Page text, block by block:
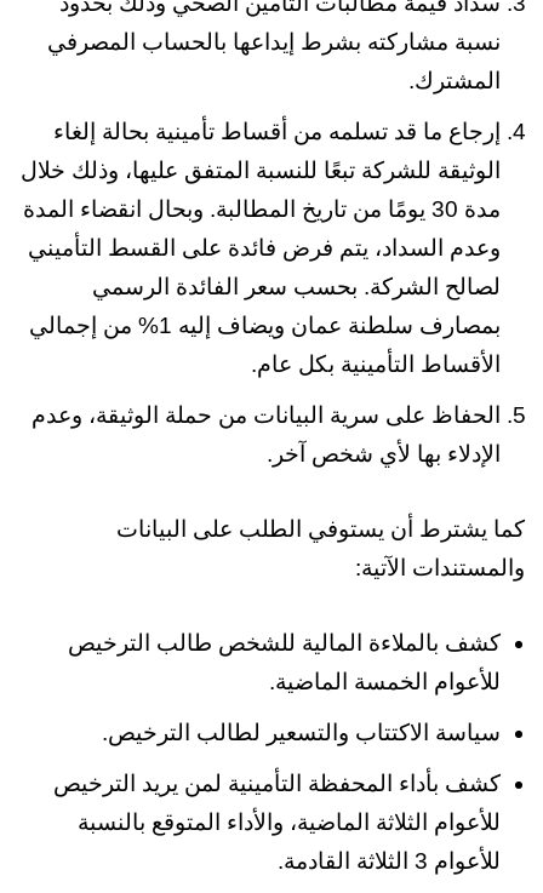
نسبة مشاركته بشرط إيداعها بالحساب المصرفي
المشترك.
إرجاع ما قد تسلمه من أقساط تأمينية بحالة إلغاء
الوثيقة للشركة تبعًا للنسبة المتفق عليها، وذلك خلال
مدة 30 يومًا من تاريخ المطالبة. وبحال انقضاء المدة
وعدم السداد، يتم فرض فائدة على القسط التأميني
لصالح الشركة. بحسب سعر الفائدة الرسمي
بمصارف سلطنة عمان ويضاف إليه 1% من إجمالي
الأقساط التأمينية بكل عام.
الحفاظ على سرية البيانات من حملة الوثيقة، وعدم
الإدلاء بها لأي شخص آخر.
كما يشترط أن يستوفي الطلب على البيانات
والمستندات الآتية:
كشف بالملاءة المالية للشخص طالب الترخيص
للأعوام الخمسة الماضية.
سياسة الاكتتاب والتسعير لطالب الترخيص.
كشف بأداء المحفظة التأمينية لمن يريد الترخيص
للأعوام الثلاثة الماضية، والأداء المتوقع بالنسبة
للأعوام 3 الثلاثة القادمة.